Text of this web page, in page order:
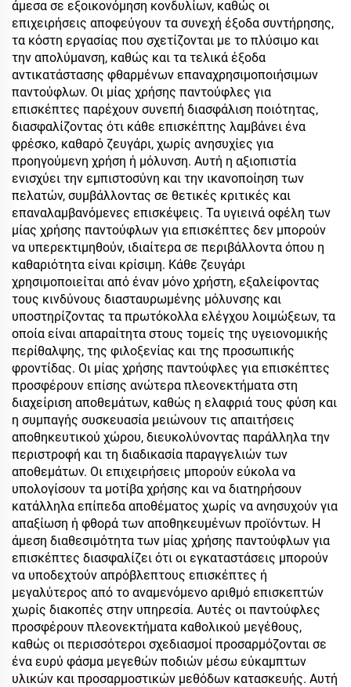
άμεσα σε εξοικονόμηση κονδυλίων, καθώς οι
επιχειρήσεις αποφεύγουν τα συνεχή έξοδα συντήρησης,
τα κόστη εργασίας που σχετίζονται με το πλύσιμο και
την απολύμανση, καθώς και τα τελικά έξοδα
αντικατάστασης φθαρμένων επαναχρησιμοποιήσιμων
παντούφλων. Οι μίας χρήσης παντούφλες για
επισκέπτες παρέχουν συνεπή διασφάλιση ποιότητας,
διασφαλίζοντας ότι κάθε επισκέπτης λαμβάνει ένα
φρέσκο, καθαρό ζευγάρι, χωρίς ανησυχίες για
προηγούμενη χρήση ή μόλυνση. Αυτή η αξιοπιστία
ενισχύει την εμπιστοσύνη και την ικανοποίηση των
πελατών, συμβάλλοντας σε θετικές κριτικές και
επαναλαμβανόμενες επισκέψεις. Τα υγιεινά οφέλη των
μίας χρήσης παντούφλων για επισκέπτες δεν μπορούν
να υπερεκτιμηθούν, ιδιαίτερα σε περιβάλλοντα όπου η
καθαριότητα είναι κρίσιμη. Κάθε ζευγάρι
χρησιμοποιείται από έναν μόνο χρήστη, εξαλείφοντας
τους κινδύνους διασταυρωμένης μόλυνσης και
υποστηρίζοντας τα πρωτόκολλα ελέγχου λοιμώξεων, τα
οποία είναι απαραίτητα στους τομείς της υγειονομικής
περίθαλψης, της φιλοξενίας και της προσωπικής
φροντίδας. Οι μίας χρήσης παντούφλες για επισκέπτες
προσφέρουν επίσης ανώτερα πλεονεκτήματα στη
διαχείριση αποθεμάτων, καθώς η ελαφριά τους φύση και
η συμπαγής συσκευασία μειώνουν τις απαιτήσεις
αποθηκευτικού χώρου, διευκολύνοντας παράλληλα την
περιστροφή και τη διαδικασία παραγγελιών των
αποθεμάτων. Οι επιχειρήσεις μπορούν εύκολα να
υπολογίσουν τα μοτίβα χρήσης και να διατηρήσουν
κατάλληλα επίπεδα αποθέματος χωρίς να ανησυχούν για
απαξίωση ή φθορά των αποθηκευμένων προϊόντων. Η
άμεση διαθεσιμότητα των μίας χρήσης παντούφλων για
επισκέπτες διασφαλίζει ότι οι εγκαταστάσεις μπορούν
να υποδεχτούν απρόβλεπτους επισκέπτες ή
μεγαλύτερος από το αναμενόμενο αριθμό επισκεπτών
χωρίς διακοπές στην υπηρεσία. Αυτές οι παντούφλες
προσφέρουν πλεονεκτήματα καθολικού μεγέθους,
καθώς οι περισσότεροι σχεδιασμοί προσαρμόζονται σε
ένα ευρύ φάσμα μεγεθών ποδιών μέσω εύκαμπτων
υλικών και προσαρμοστικών μεθόδων κατασκευής. Αυτή